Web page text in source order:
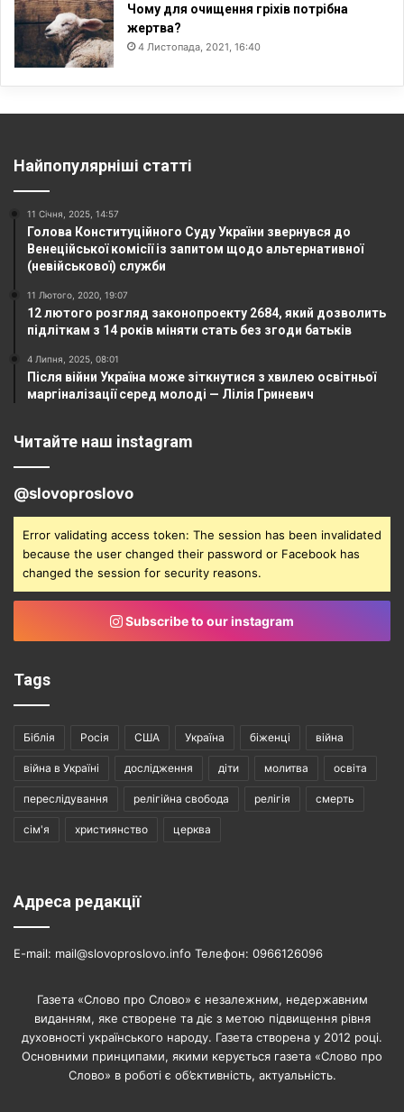
Чому для очищення гріхів потрібна
жертва?
4 Листопада, 2021, 16:40
Найпопулярніші статті
11 Січня, 2025, 14:57
Голова Конституційного Суду України звернувся до
Венеційської комісії із запитом щодо альтернативної
(невійськової) служби
11 Лютого, 2020, 19:07
12 лютого розгляд законопроекту 2684, який дозволить
підліткам з 14 років міняти стать без згоди батьків
4 Липня, 2025, 08:01
Після війни Україна може зіткнутися з хвилею освітньої
маргіналізації серед молоді — Лілія Гриневич
Читайте наш instagram
@slovoproslovo
Error validating access token: The session has been invalidated
because the user changed their password or Facebook has
changed the session for security reasons.
Subscribe to our instagram
Tags
Біблія Росія США Україна біженці війна
війна в Україні дослідження діти молитва освіта
переслідування релігійна свобода релігія смерть
сім'я християнство церква
Адреса редакції
E-mail: mail@slovoproslovo.info Телефон: 0966126096
Газета «Слово про Слово» є незалежним, недержавним
виданням, яке створене та діє з метою підвищення рівня
духовності українського народу. Газета створена у 2012 році.
Основними принципами, якими керується газета «Слово про
Слово» в роботі є об’єктивність, актуальність.